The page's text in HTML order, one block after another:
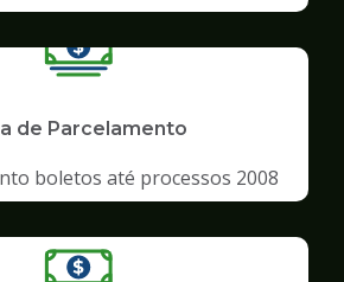
de Parcelamento
boletos até processos 2008